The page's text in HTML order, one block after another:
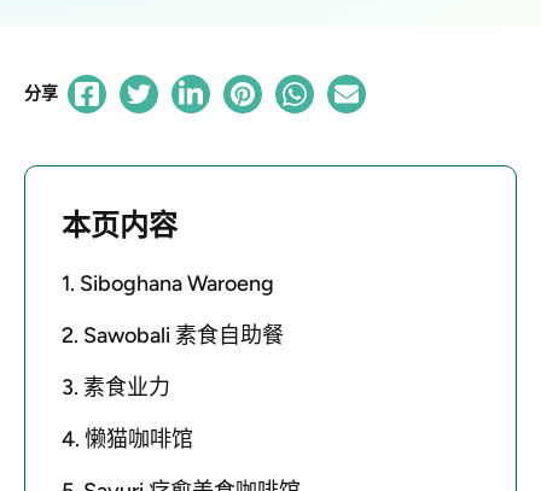
分享
本页内容
1. Siboghana Waroeng
2. Sawobali 素食自助餐
3. 素食业力
4. 懒猫咖啡馆